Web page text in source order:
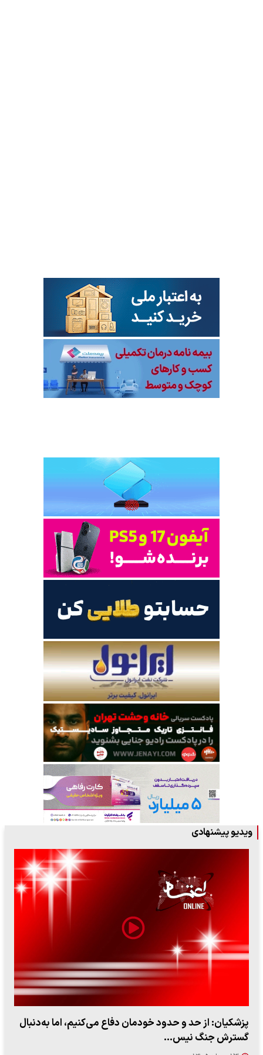
ویدیو پیشنهادی
پزشکیان: از حد و حدود خودمان دفاع می‌کنیم، اما به‌دنبال
گسترش جنگ نیس…